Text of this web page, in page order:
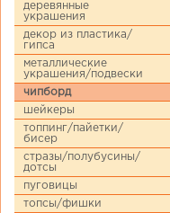
деревянные
украшения
декор из пластика/
гипса
металлические
украшения/подвески
чипборд
шейкеры
топпинг/пайетки/
бисер
стразы/полубусины/
дотсы
пуговицы
топсы/фишки